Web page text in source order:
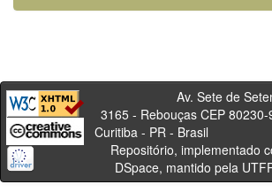
Av. Sete de
3165 - Rebouças CEP 80230-
Curitiba - PR -
Repositório, implementado
DSpace, mantido pela